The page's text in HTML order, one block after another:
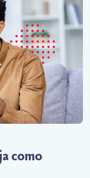
como